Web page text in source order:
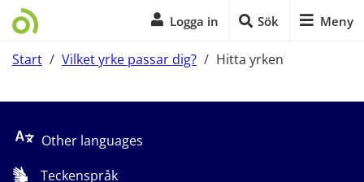
Logga in Sök Meny
Start / Vilket yrke passar dig? / Hitta yrken
Other languages
Teckenspråk